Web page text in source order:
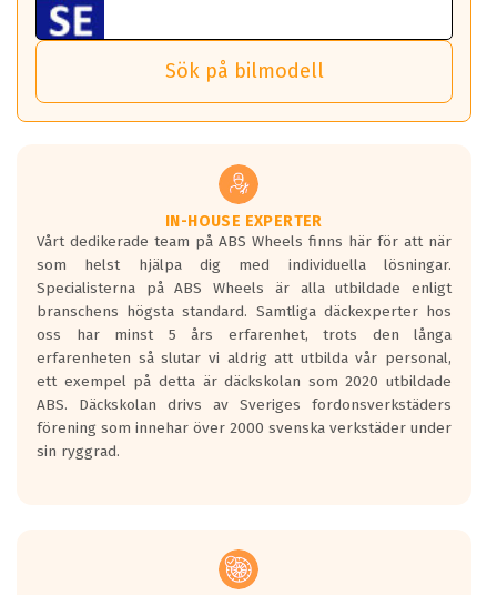
Det sparar dig tid och pengar.
*PCD står för pitch circle diameter / Bultmönster.
Viktigt att Bult respektive mutter är av storlek (17mm hylsa
Genom att du anger ditt registreringsnummer kan vi matcha
och garantera att tillbehören passar till 100%
vid åtdragning av hjulbultarna.
Sensorn sitter inne i hjulet och skickar signaler om lufttryck
och temperatur till din instrumentpanel.
TPMS gör det enkelt att ha koll på att dina däck håller rätt
tryck. Skulle du tappa tryck i något däck varnar TPMS dig
om detta.
helt kort att du som förare alltid ska ha koll på lufttrycket i
Samtliga ABS Wheels fälgar är kompatibla med TPMS
sensorer.
Sök på bilmodell
IN-HOUSE EXPERTER
Vårt dedikerade team på ABS Wheels finns här för att när
som helst hjälpa dig med individuella lösningar.
Specialisterna på ABS Wheels är alla utbildade enligt
branschens högsta standard. Samtliga däckexperter hos
oss har minst 5 års erfarenhet, trots den långa
erfarenheten så slutar vi aldrig att utbilda vår personal,
ett exempel på detta är däckskolan som 2020 utbildade
ABS. Däckskolan drivs av Sveriges fordonsverkstäders
förening som innehar över 2000 svenska verkstäder under
sin ryggrad.